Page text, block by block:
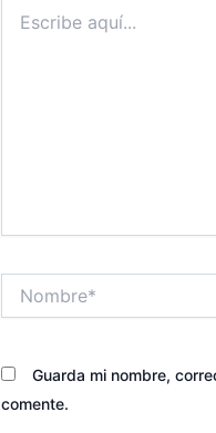
aquí...
Guarda mi nombre,
comente.